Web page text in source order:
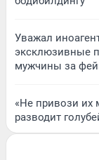
Уважал
эксклюзивные
мужчины за
«Не привози их
разводит